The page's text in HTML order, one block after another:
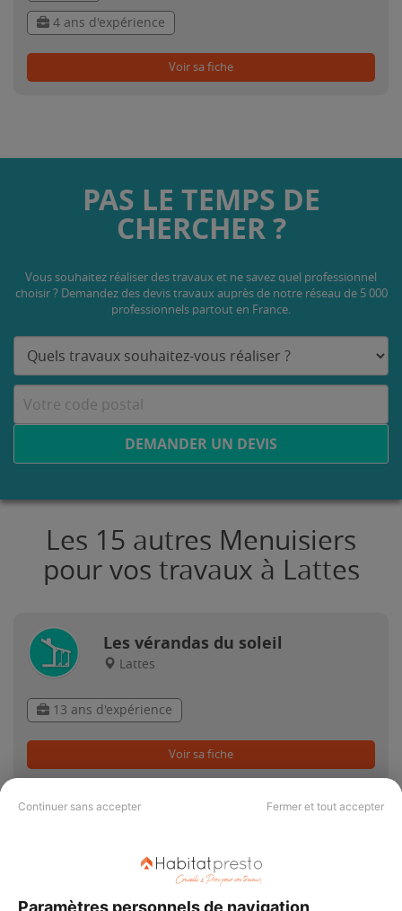
Continuer sans accepter Fermer et tout accepter
4 ans d'expérience
Voir sa fiche
PAS LE TEMPS DE
CHERCHER ?
Vous souhaitez réaliser des travaux et ne savez quel professionnel
choisir ? Demandez des devis travaux auprès de notre réseau de 5 000
professionnels partout en France.
DEMANDER UN DEVIS
Les 15 autres Menuisiers
pour vos travaux à Lattes
Les vérandas du soleil
Lattes
13 ans d'expérience
Voir sa fiche
Lattes
11 ans d'expérience